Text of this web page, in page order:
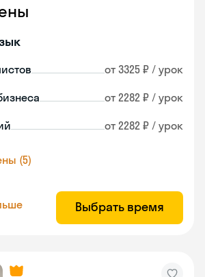
от 3325 ₽ / урок
от 2282 ₽ / урок
от 2282 ₽ / урок
(5)
Выбрать время